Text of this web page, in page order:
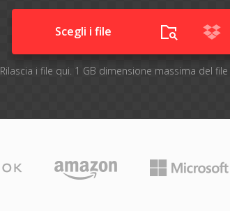
Scegli i file
Rilascia i file qui. 1 GB dimensione massima del